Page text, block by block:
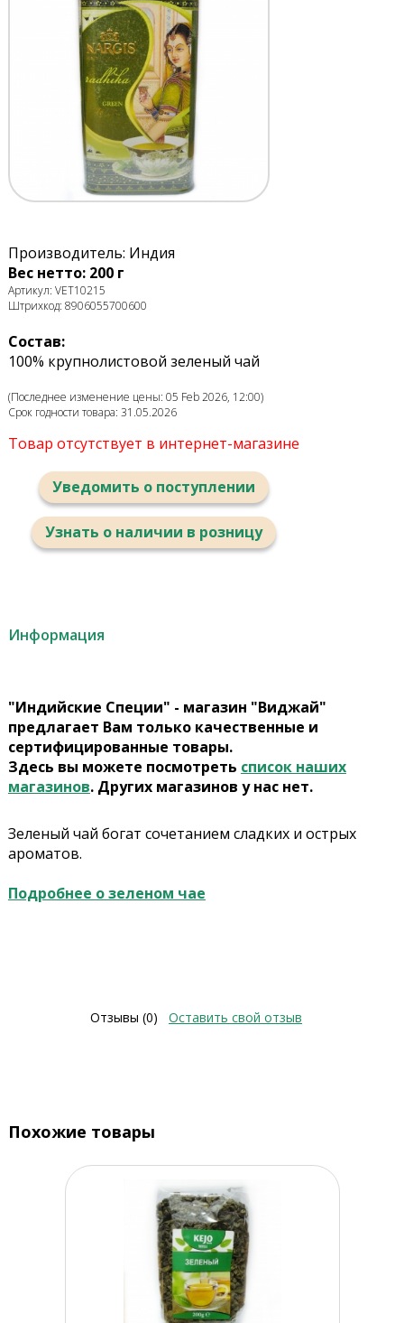
Производитель: Индия
Вес нетто: 200 г
Артикул: VET10215
Штрихкод: 8906055700600
Состав:
100% крупнолистовой зеленый чай
(Последнее изменение цены: 05 Feb 2026, 12:00)
Срок годности товара: 31.05.2026
Товар отсутствует в интернет-магазине
Уведомить о поступлении
Узнать о наличии в розницу
Информация
"Индийские Специи" - магазин "Виджай"
предлагает Вам только качественные и
сертифицированные товары.
Здесь вы можете посмотреть список наших
магазинов. Других магазинов у нас нет.
Зеленый чай богат сочетанием сладких и острых
ароматов.
Подробнее о зеленом чае
Отзывы (0) Оставить свой отзыв
Похожие товары